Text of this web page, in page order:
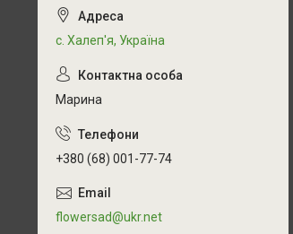
с. Халеп'я, Україна
Марина
+380 (68) 001-77-74
flowersad@ukr.net